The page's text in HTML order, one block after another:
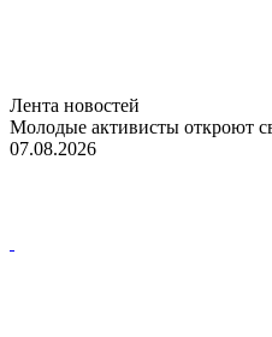
Лента новостей
Молодые активисты откроют
07.08.2026